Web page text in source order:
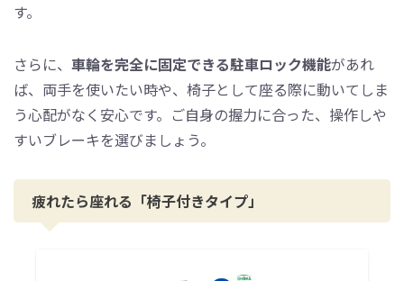
す。
さらに、 車輪を完全に固定できる駐車ロック機能があれ
ば、両手を使いたい時や、椅子として座る際に動いてしま
う心配がなく安心です。ご自身の握力に合った、操作しや
すいブレーキを選びましょう。
疲れたら座れる「椅子付きタイプ」